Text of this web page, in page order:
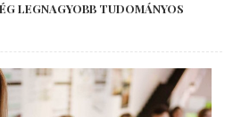
LEGNAGYOBB TUDOMÁNYOS